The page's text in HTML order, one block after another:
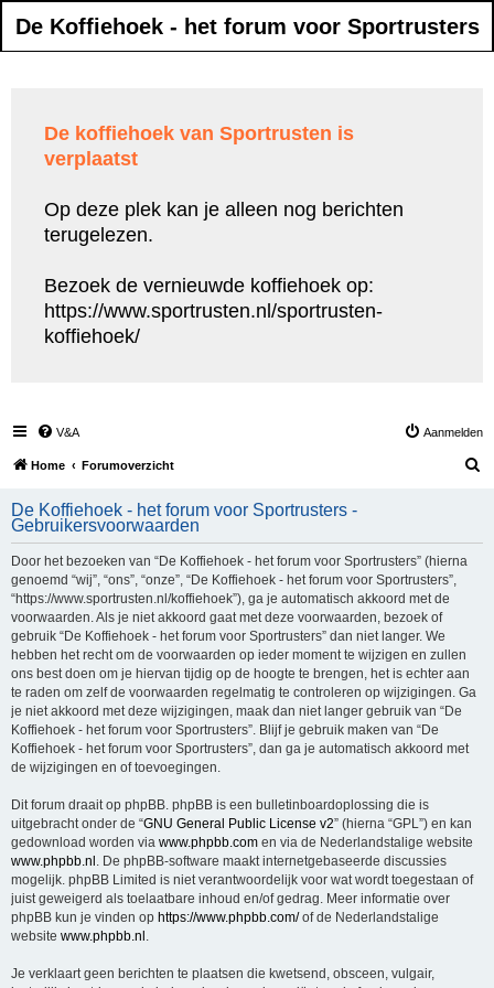
De Koffiehoek - het forum voor Sportrusters
De koffiehoek van Sportrusten is
verplaatst
Op deze plek kan je alleen nog berichten
terugelezen.
Bezoek de vernieuwde koffiehoek op:
https://www.sportrusten.nl/sportrusten-
koffiehoek/
V&A Aanmelden
Home Forumoverzicht
k
De Koffiehoek - het forum voor Sportrusters -
Gebruikersvoorwaarden
Door het bezoeken van “De Koffiehoek - het forum voor Sportrusters” (hierna
genoemd “wij”, “ons”, “onze”, “De Koffiehoek - het forum voor Sportrusters”,
“https://www.sportrusten.nl/koffiehoek”), ga je automatisch akkoord met de
voorwaarden. Als je niet akkoord gaat met deze voorwaarden, bezoek of
gebruik “De Koffiehoek - het forum voor Sportrusters” dan niet langer. We
hebben het recht om de voorwaarden op ieder moment te wijzigen en zullen
ons best doen om je hiervan tijdig op de hoogte te brengen, het is echter aan
te raden om zelf de voorwaarden regelmatig te controleren op wijzigingen. Ga
je niet akkoord met deze wijzigingen, maak dan niet langer gebruik van “De
Koffiehoek - het forum voor Sportrusters”. Blijf je gebruik maken van “De
Koffiehoek - het forum voor Sportrusters”, dan ga je automatisch akkoord met
de wijzigingen en of toevoegingen.
Dit forum draait op phpBB. phpBB is een bulletinboardoplossing die is
uitgebracht onder de “GNU General Public License v2” (hierna “GPL”) en kan
gedownload worden via www.phpbb.com en via de Nederlandstalige website
www.phpbb.nl . De phpBB-software maakt internetgebaseerde discussies
mogelijk. phpBB Limited is niet verantwoordelijk voor wat wordt toegestaan of
juist geweigerd als toelaatbare inhoud en/of gedrag. Meer informatie over
phpBB kun je vinden op https://www.phpbb.com/of de Nederlandstalige
website www.phpbb.nl .
Je verklaart geen berichten te plaatsen die kwetsend, obsceen, vulgair,